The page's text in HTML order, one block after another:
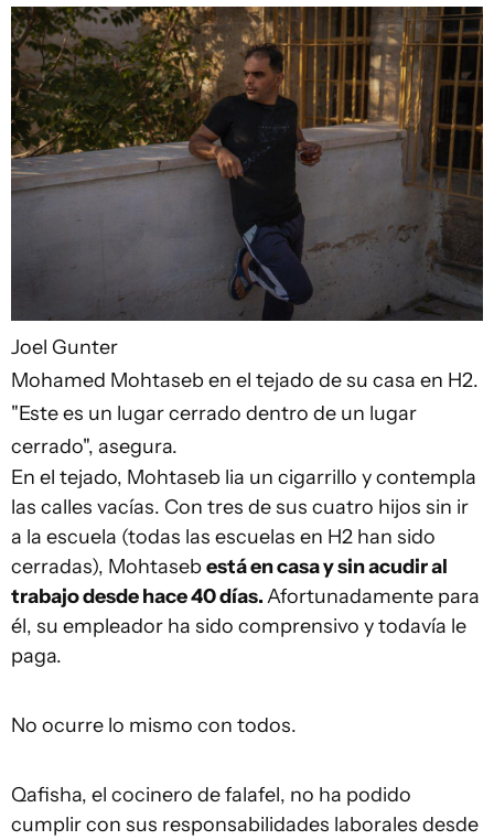
Joel Gunter
Mohamed Mohtaseb en el tejado de su casa en H2.
"Este es un lugar cerrado dentro de un lugar
cerrado", asegura.
En el tejado, Mohtaseb lia un cigarrillo y contempla
las calles vacías. Con tres de sus cuatro hijos sin ir
a la escuela (todas las escuelas en H2 han sido
cerradas), Mohtasebestá en casa y sin acudir al
trabajo desde hace 40 días.Afortunadamente para
él, su empleador ha sido comprensivo y todavía le
paga.
No ocurre lo mismo con todos.
Qafisha, el cocinero de falafel, no ha podido
cumplir con sus responsabilidades laborales desde